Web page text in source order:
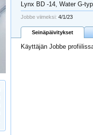
Lynx BD -14, Water G-
Jobbe viimeksi: 4/1/23
Seinäpäivitykset
Käyttäjän Jobbe